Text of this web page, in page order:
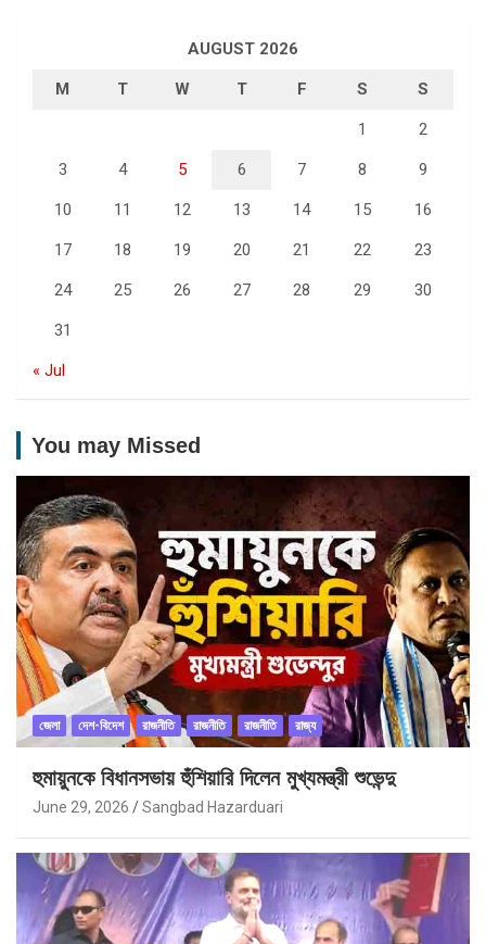
AUGUST 2026
M T W T F S S
1 2
3 4 5 6 7 8 9
10 11 12 13 14 15 16
17 18 19 20 21 22 23
24 25 26 27 28 29 30
31
« Jul
You may Missed
জেলা দেশ-বিদেশ রাজনীতি রাজনীতি রাজনীতি রাজ্য
হুমায়ুনকে বিধানসভায় হুঁশিয়ারি দিলেন মুখ্যমন্ত্রী শুভেন্দু
June 29, 2026 Sangbad Hazarduari